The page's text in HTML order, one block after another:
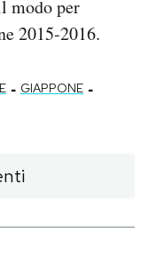
modo per
2015-2016.
- GIAPPONE -